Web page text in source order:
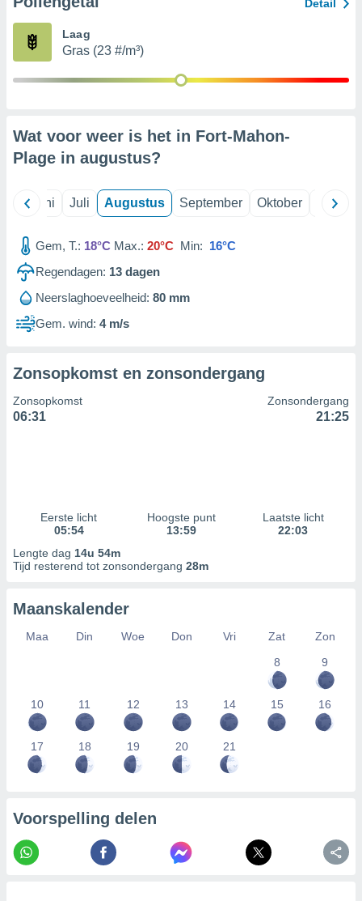
partners
Detail
Laag
Gras (23 #/m³)
Wat voor weer is het in Fort-Mahon-
Plage in augustus?
Juni Juli Augustus September Oktober
Gem, T.: 18°C Max.: 20°C Min: 16°C
Regendagen: 13 dagen
Neerslaghoeveelheid: 80 mm
Gem. wind: 4 m/s
Zonsopkomst en zonsondergang
Zonsopkomst
06:31
Zonsondergang
21:25
Eerste licht
05:54
Hoogste punt
13:59
Laatste licht
22:03
Lengte dag 14u 54m
Tijd resterend tot zonsondergang 28m
Maanskalender
Maa Din Woe Don Vri Zat
Zon
8
9
10 11 12 13 14 15 16
17 18 19 20 21
Voorspelling delen